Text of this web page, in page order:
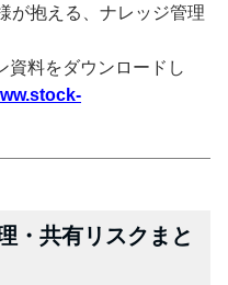
が抱える、ナレッジ管理
資料をダウンロードし
・共有リスクまと